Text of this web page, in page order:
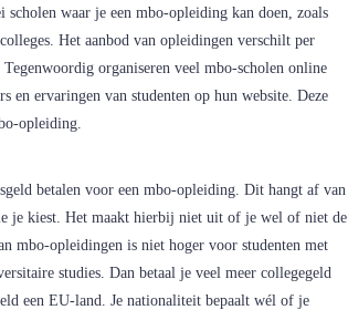
waar je een mbo-opleiding kan doen, zoals
Het aanbod van opleidingen verschilt per
organiseren veel mbo-scholen online
en ervaringen van studenten op hun website. Deze
opleiding.
betalen voor een mbo-opleiding. Dit hangt af van
je kiest. Het maakt hierbij niet uit of je wel of niet de
mbo-opleidingen is niet hoger voor studenten met
studies. Dan betaal je veel meer collegegeld
een EU-land. Je nationaliteit bepaalt wél of je